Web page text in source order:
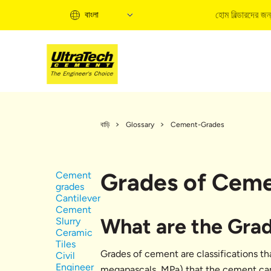
বাংলা হোম বিল্ডারদের
Cement
grades
Cantilever
Cement
Slurry
Ceramic
Tiles
Civil
Engineer
বাড়ি Glossary Cement-Grades
Grades of
What are the
Grades of cement are classifications